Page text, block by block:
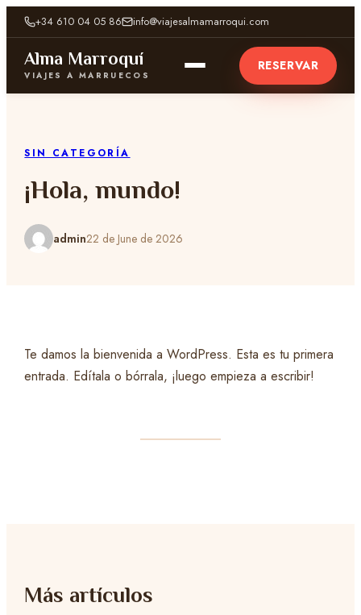
+34 610 04 05 86 info@viajesalmamarroqui.com
Alma Marroquí
VIAJES A MARRUECOS
RESERVAR
SIN CATEGORÍA
¡Hola, mundo!
admin22 de June de 2026
Te damos la bienvenida a WordPress. Esta es tu primera
entrada. Edítala o bórrala, ¡luego empieza a escribir!
Más artículos